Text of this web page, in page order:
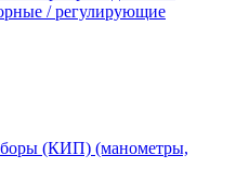
/ регулирующие
(КИП) (манометры,